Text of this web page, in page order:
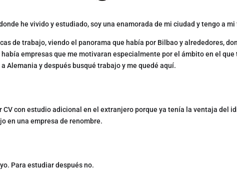
he vivido y estudiado, soy una enamorada de mi ciudad y tengo a
de trabajo, viendo el panorama que había por Bilbao y alrededores,
empresas que me motivaran especialmente por el ámbito en el que
Alemania y después busqué trabajo y me quedé aquí.
con estudio adicional en el extranjero porque ya tenía la ventaja del
en una empresa de renombre.
Para estudiar después no.